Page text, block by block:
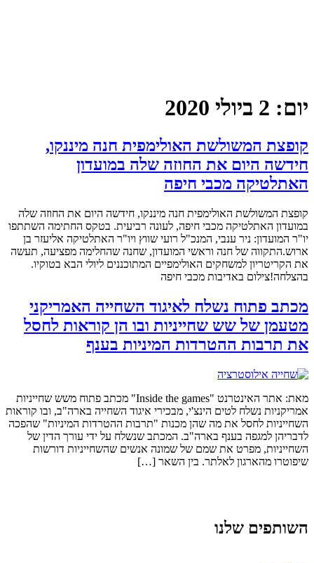
יום: 2 ביולי 2020
קופצת המשולשת האולימפית חנה מיננקו,
חידשה היום את החוזה שלה במועדון
האתלטיקה מכבי חיפה
קופצת המשולשת האולימפית חנה מיננקו, חידשה היום את החוזה שלה
במועדון האתלטיקה מכבי חיפה, לעונה רביעית. בטקס החתימה השתתפו
יו"ר המועדון: ניר ענבי, המנכ"ל רועי שווץ ויו"ר האתלטיקה אליעזר בן
ארוש.התקווה של חנה וראשי המועדון, שחנה שהחלימה מפציעה, תעשה
את הקריטריון למשחקים האולימפיים המתוכננים ליולי הבא בטוקיו.
בהצלחה!צילום באדיבות מכבי חיפה
מכתב פתוח נשלח לאיגוד השחייה האמריקני
מטעמן של שש שחייניות ובו הן קוראות לחסל
את תרבות ההטרדות המיניות בענף
מאת: אתר האינטרנט "Inside the games" מכתב פתוח משש שחייניות
אמריקניות נשלח לטים הינצ'י, מבכירי איגוד השחייה בארה"ב, ובו קוראות
השחייניות לחסל את מה שהן מכנות "תרבות ההטרדות המיניות" שהפכה
לדבריהן למגפה בענף בארה"ב. המכתב שנשלח על ידי עורך הדין של
השחייניות, מפרט את שמם של שמונה אנשים שהשחייניות דורשות
שיפוטרו מהארגון לאלתר. בין השאר […]
השותפים שלנו